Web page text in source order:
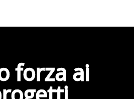
forza ai